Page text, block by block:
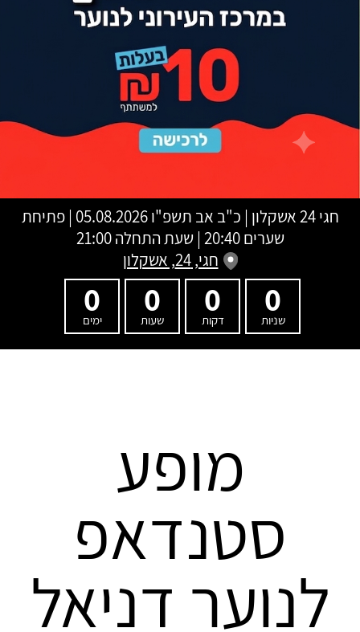
חגי 24 אשקלון | כ"ב אב תשפ"ו
05.08.2026 | פתיחת
שערים 20:40 | שעת התחלה 21:00
חגי, 24, אשקלון
0
שניות
0
דקות
0
שעות
0
ימים
מופע
סטנדאפ
לנוער דניאל